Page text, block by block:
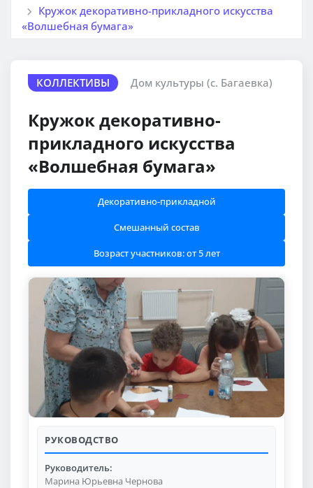
Кружок декоративно-прикладного искусства
«Волшебная бумага»
КОЛЛЕКТИВЫ Дом культуры (с. Багаевка)
Кружок декоративно-
прикладного искусства
«Волшебная бумага»
Декоративно-прикладной
Смешанный состав
Возраст участников: от 5 лет
РУКОВОДСТВО
Руководитель:
Марина Юрьевна Чернова